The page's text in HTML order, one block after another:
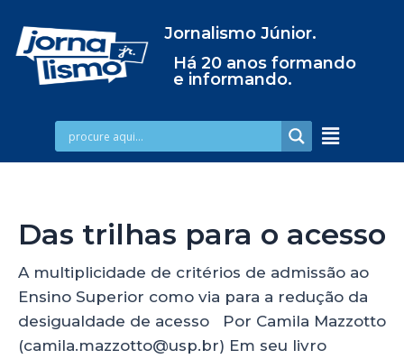
Jornalismo Júnior.
Há 20 anos formando
e informando.
Das trilhas para o acesso
A multiplicidade de critérios de admissão ao
Ensino Superior como via para a redução da
desigualdade de acesso Por Camila Mazzotto
(camila.mazzotto@usp.br) Em seu livro